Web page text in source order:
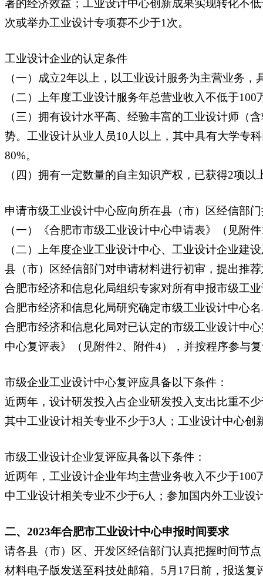
著的经济效益；工业设计中心创新成果实现转化不
次或举办工业设计专项赛不少于1次。
工业设计企业的认定条件
（一）成立2年以上，以工业设计服务为主营业务
（二）上年度工业设计服务年总营业收入不低于100
（三）拥有设计水平高、经验丰富的工业设计师（
势。工业设计从业人员10人以上，其中具有大学专
80%。
（四）拥有一定数量的自主知识产权，已获得2项
申请市级工业设计中心应向所在县（市）区经信部
（一）《合肥市市级工业设计中心申请表》（见附
（二）上年度企业工业设计中心、工业设计企业建
县（市）区经信部门对申请材料进行初审，提出推
合肥市经济和信息化局组织专家对所有申报市级工
合肥市经济和信息化局研究确定市级工业设计中心
合肥市经济和信息化局对已认定的市级工业设计中
中心复评表》（见附件2、附件4），并按程序参与
市级企业工业设计中心复评应具备以下条件：
近两年，设计研发投入占企业研发投入支出比重不
其中工业设计相关专业不少于3人；工业设计中心
市级工业设计企业复评应具备以下条件：
近两年，工业设计企业年均主营业务收入不少于
中工业设计相关专业不少于6人；参加国内外工业设
二、2023年合肥市工业设计中心申报时间要求
请各县（市）区、开发区经信部门认真把握时间节
材料电子版发送至科技处邮箱。5月17日前，报送复